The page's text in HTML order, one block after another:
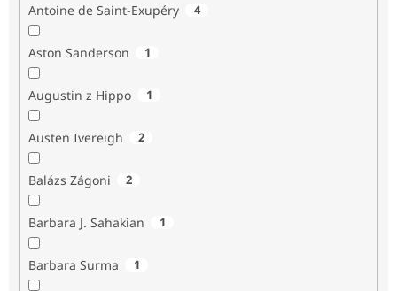
Antoine de Saint-Exupéry 4
Aston Sanderson 1
Augustin z Hippo 1
Austen Ivereigh 2
Balázs Zágoni 2
Barbara J. Sahakian 1
Barbara Surma 1